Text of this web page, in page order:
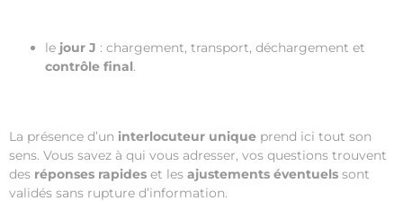
le jour J : chargement, transport, déchargement et
contrôle final.
La présence d’un interlocuteur unique prend ici tout son
sens. Vous savez à qui vous adresser, vos questions trouvent
des réponses rapides et les ajustements éventuels sont
validés sans rupture d’information.